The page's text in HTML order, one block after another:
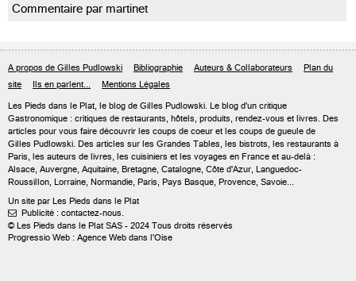
Commentaire par martinet
A propos de Gilles Pudlowski Bibliographie Auteurs & Collaborateurs
Plan du
site
Ils en parlent... Mentions Légales
Les Pieds dans le Plat, le blog de Gilles Pudlowski. Le blog d'un critique
Gastronomique : critiques de restaurants, hôtels, produits, rendez-vous et livres. Des
articles pour vous faire découvrir les coups de coeur et les coups de gueule de
Gilles Pudlowski. Des articles sur les Grandes Tables, les bistrots, les restaurants à
Paris, les auteurs de livres, les cuisiniers et les voyages en France et au-delà :
Alsace, Auvergne, Aquitaine, Bretagne, Catalogne, Côte d'Azur, Languedoc-
Roussillon, Lorraine, Normandie, Paris, Pays Basque, Provence, Savoie...
Un site par Les Pieds dans le Plat
 Publicité : contactez-nous.
© Les Pieds dans le Plat SAS - 2024 Tous droits réservés
Progressio Web : Agence Web dans l'Oise